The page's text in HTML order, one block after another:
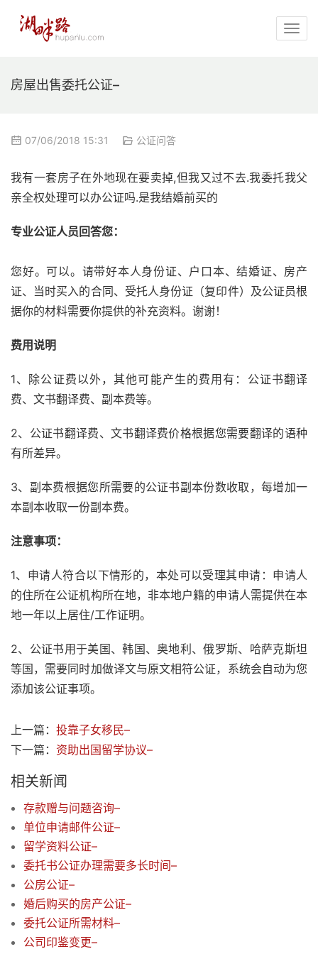
房屋出售委托公证–
07/06/2018 15:31 公证问答
我有一套房子在外地现在要卖掉,但我又过不去.我委托我父
亲全权处理可以办公证吗.是我结婚前买的
专业公证人员回答您：
您好。可以。请带好本人身份证、户口本、结婚证、房产
证、当时买入的合同、受托人身份证（复印件）及公证员根
据你的材料需要你提供的补充资料。谢谢！
费用说明
1、除公证费以外，其他可能产生的费用有：公证书翻译
费、文书翻译费、副本费等。
2、公证书翻译费、文书翻译费价格根据您需要翻译的语种
有所差异。
3、副本费根据您所需要的公证书副本份数收取，每增加一
本副本收取一份副本费。
注意事项：
1、申请人符合以下情形的，本处可以受理其申请：申请人
的住所在公证机构所在地，非本地户籍的申请人需提供在本
地一年以上居住/工作证明。
2、公证书用于美国、韩国、奥地利、俄罗斯、哈萨克斯坦
等国，需要同时加做译文与原文相符公证，系统会自动为您
添加该公证事项。
上一篇： 投靠子女移民–
下一篇： 资助出国留学协议–
相关新闻
存款赠与问题咨询–
单位申请邮件公证–
留学资料公证–
委托书公证办理需要多长时间–
公房公证–
婚后购买的房产公证–
委托公证所需材料–
公司印鉴变更–